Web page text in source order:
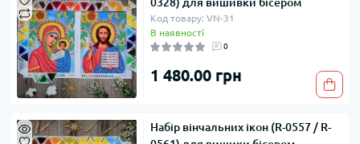
0328) для вишивки бісером
Код товару: VN-31
В наявності
0
1 480.00 грн
Набір вінчальних ікон (R-0557 / R-